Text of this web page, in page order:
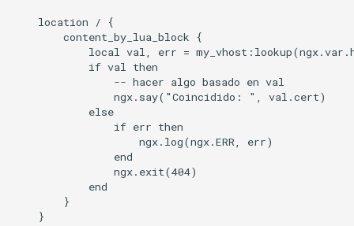
encrypted-session
error-log-write
fancyindex
    location / {
        content_by_lua_block {
local val, err =
            if val then
                -- hacer algo basado en val
                ngx.say("Coincidido: ", val.cert)
            else
                if err then
                    ngx.log(ngx.ERR, err)
                end
                ngx.exit(404)
            end
        }
    }